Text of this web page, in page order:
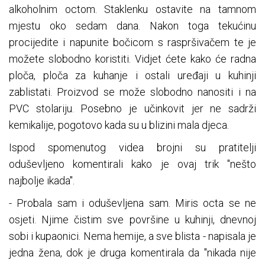
alkoholnim octom. Staklenku ostavite na tamnom
mjestu oko sedam dana. Nakon toga tekućinu
procijedite i napunite bočicom s raspršivačem te je
možete slobodno koristiti. Vidjet ćete kako će radna
ploča, ploča za kuhanje i ostali uređaji u kuhinji
zablistati. Proizvod se može slobodno nanositi i na
PVC stolariju. Posebno je učinkovit jer ne sadrži
kemikalije, pogotovo kada su u blizini mala djeca.
Ispod spomenutog videa brojni su pratitelji
oduševljeno komentirali kako je ovaj trik "nešto
najbolje ikada".
- Probala sam i oduševljena sam. Miris octa se ne
osjeti. Njime čistim sve površine u kuhinji, dnevnoj
sobi i kupaonici. Nema hemije, a sve blista - napisala je
jedna žena, dok je druga komentirala da "nikada nije